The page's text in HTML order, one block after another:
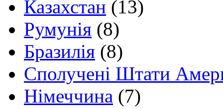
Казахстан (13)
Румунія (8)
Бразилія (8)
Сполучені Штати
Німеччина (7)